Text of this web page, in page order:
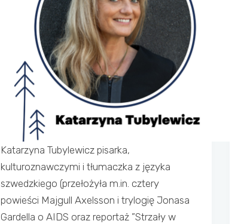
Katarzyna Tubylewicz pisarka,
kulturoznawczymi i tłumaczka z języka
szwedzkiego (przełożyła m.in. cztery
powieści Majgull Axelsson i trylogię Jonasa
Gardella o AIDS oraz reportaż ”Strzały w